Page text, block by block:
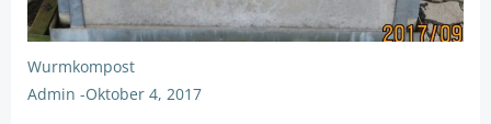
Wurmkompost
Admin -Oktober 4, 2017